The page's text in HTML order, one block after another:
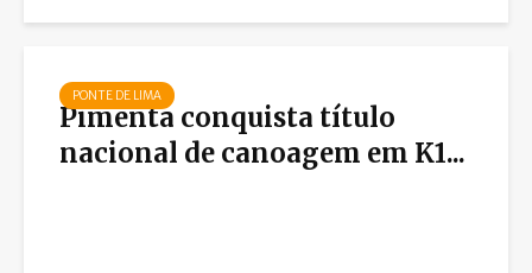
PONTE DE LIMA
Pimenta conquista título
nacional de canoagem em K1...